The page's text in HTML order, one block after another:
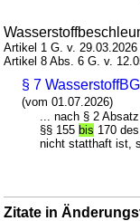
Artikel 1 G. v.
Artikel 8 Abs. 6 G. v.
§ 7
(vom 01.07.2026)
... nach § 2
§§ 155bis 170
nicht statthaft ist,
Zitate in